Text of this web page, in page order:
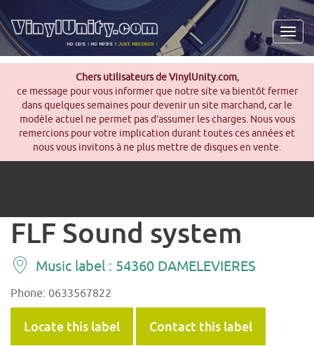
Chers utilisateurs de VinylUnity.com,
ce message pour vous informer que notre site va bientôt fermer
dans quelques semaines pour devenir un site marchand, car le
modèle actuel ne permet pas d’assumer les charges. Nous vous
remercions pour votre implication durant toutes ces années et
nous vous invitons à ne plus mettre de disques en vente.
FLF Sound system
Music label : 54360 DAMELEVIERES
Phone: 0633567822
Locate this label Contact this label